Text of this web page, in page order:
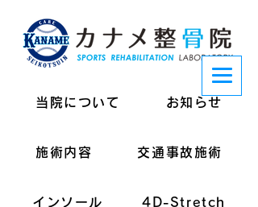
当院について お知らせ
施術内容 交通事故施術
インソール 4D-Stretch